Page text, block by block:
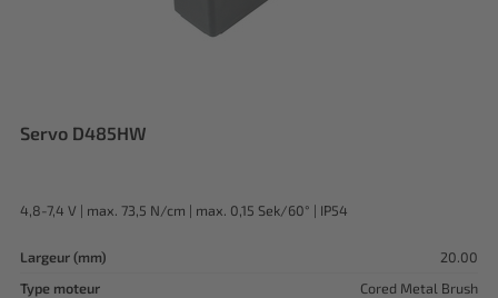
Servo D485HW
4,8-7,4 V | max. 73,5 N/cm | max. 0,15 Sek/60° | IP54
Largeur (mm)
20.00
Type moteur
Cored Metal Brush